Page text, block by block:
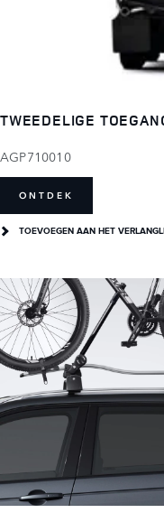
TWEEDELIGE
AGP710010
ONTDEK
TOEVOEGEN AAN HET